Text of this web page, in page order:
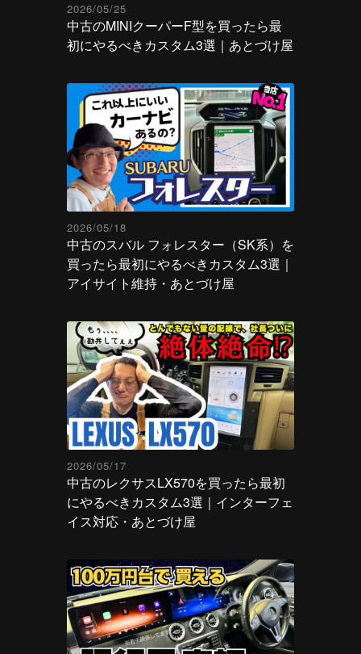
2026/05/25
中古のMINIクーパーF型を買ったら最
初にやるべきカスタム3選｜あとづけ屋
2026/05/18
中古のスバル フォレスター（SK系）を
買ったら最初にやるべきカスタム3選｜
アイサイト維持・あとづけ屋
2026/05/17
中古のレクサスLX570を買ったら最初
にやるべきカスタム3選｜インターフェ
イス対応・あとづけ屋